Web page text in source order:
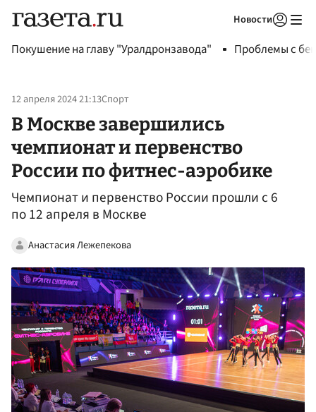
Новости
Покушение на главу "Уралдронзавода" Проблемы с
12 апреля 2024 21:13Спорт
В Москве завершились
чемпионат и первенство
России по фитнес-аэробике
Чемпионат и первенство России прошли с 6
по 12 апреля в Москве
Анастасия Лежепекова